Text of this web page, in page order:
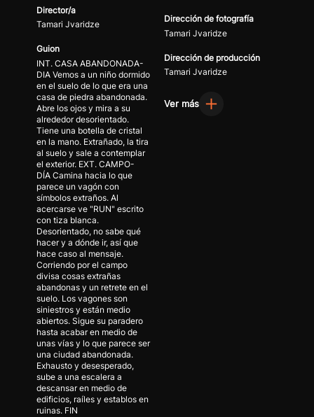
Director/a
Tamari Jvaridze
Guion
INT. CASA ABANDONADA-
DIA Vemos a un niño dormido
en el suelo de lo que era una
casa de piedra abandonada.
Abre los ojos y mira a su
alrededor desorientado.
Tiene una botella de cristal
en la mano. Extrañado, la tira
al suelo y sale a contemplar
el exterior. EXT. CAMPO-
DÍA Camina hacia lo que
parece un vagón con
símbolos extraños. Al
acercarse ve "RUN" escrito
con tiza blanca.
Desorientado, no sabe qué
hacer y a dónde ir, así que
hace caso al mensaje.
Corriendo por el campo
divisa cosas extrañas
abandonas y un retrete en el
suelo. Los vagones son
siniestros y están medio
abiertos. Sigue su paradero
hasta acabar en medio de
unas vías y lo que parece ser
una ciudad abandonada.
Exhausto y desesperado,
sube a una escalera a
descansar en medio de
edificios, raíles y establos en
ruinas. FIN
Dirección de fotografía
Tamari Jvaridze
Dirección de producción
Tamari Jvaridze
Ver más